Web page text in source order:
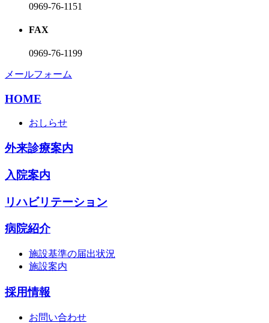
0969-76-1151
FAX
0969-76-1199
メールフォーム
HOME
おしらせ
外来診療案内
入院案内
リハビリテーション
病院紹介
施設基準の届出状況
施設案内
採用情報
お問い合わせ